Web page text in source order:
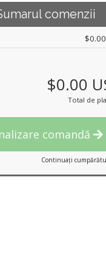
comenzii
$0.00
Total de
comandă
Continuați